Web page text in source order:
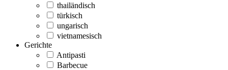
thailändisch
türkisch
ungarisch
vietnamesisch
Gerichte
Antipasti
Barbecue